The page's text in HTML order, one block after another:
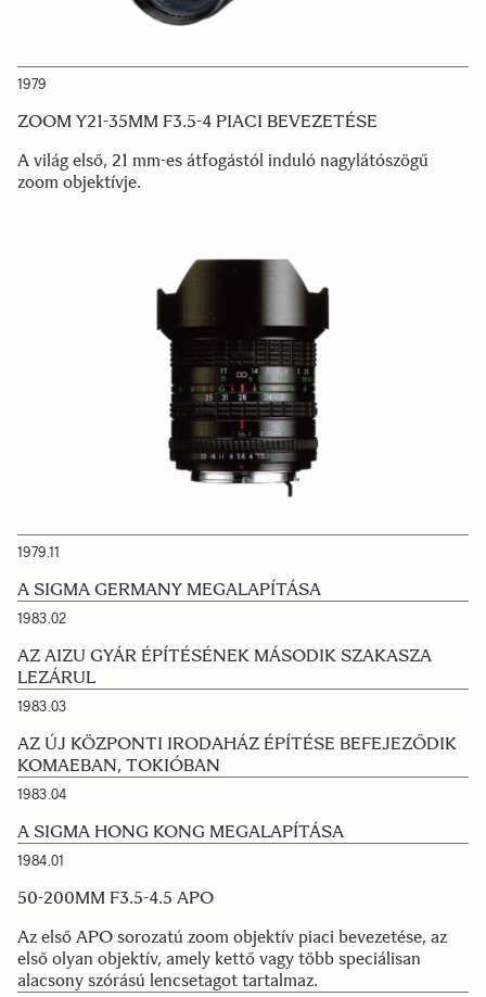
1979
ZOOM Y21-35MM F3.5-4 PIACI BEVEZETÉSE
A világ első, 21 mm-es átfogástól induló nagylátószögű
zoom objektívje.
1979.11
A SIGMA GERMANY MEGALAPÍTÁSA
1983.02
AZ AIZU GYÁR ÉPÍTÉSÉNEK MÁSODIK SZAKASZA
LEZÁRUL
1983.03
AZ ÚJ KÖZPONTI IRODAHÁZ ÉPÍTÉSE BEFEJEZŐDIK
KOMAEBAN, TOKIÓBAN
1983.04
A SIGMA HONG KONG MEGALAPÍTÁSA
1984.01
50-200MM F3.5-4.5 APO
Az első APO sorozatú zoom objektív piaci bevezetése, az
első olyan objektív, amely kettő vagy több speciálisan
alacsony szórású lencsetagot tartalmaz.